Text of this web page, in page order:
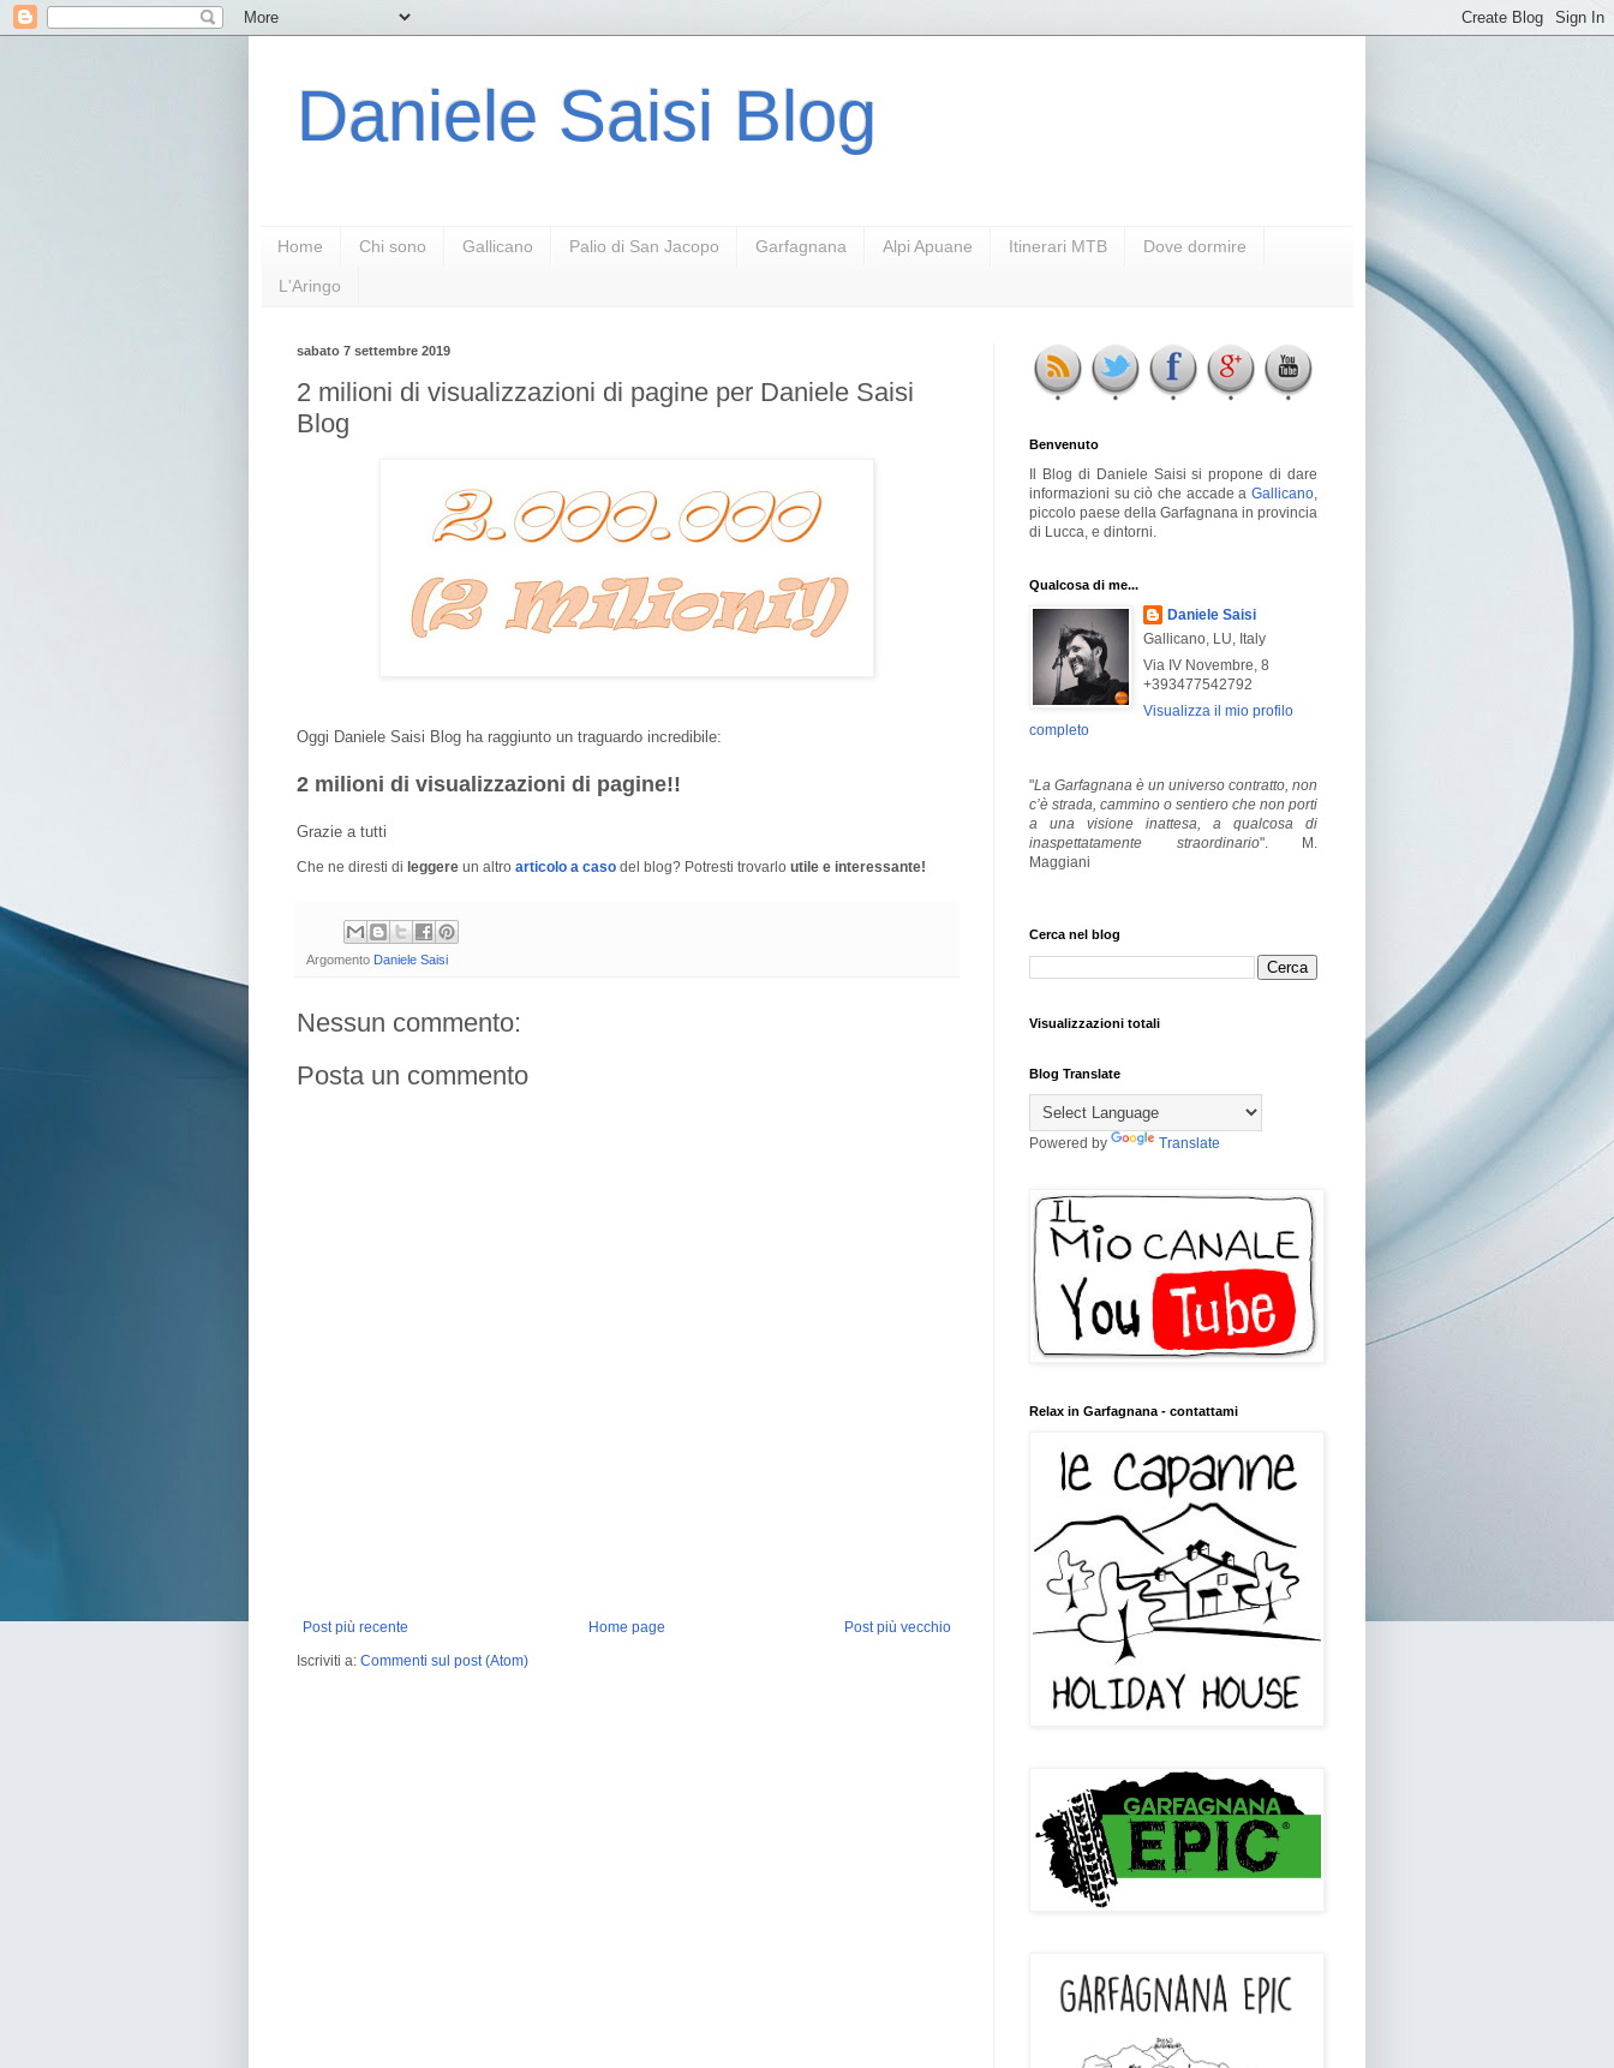
Daniele Saisi Blog
Home Chi sono Gallicano Palio di San Jacopo Garfagnana Alpi Apuane Itinerari MTB Dove dormire
L'Aringo
sabato 7 settembre 2019
2 milioni di visualizzazioni di pagine per Daniele Saisi
Blog
Oggi Daniele Saisi Blog ha raggiunto un traguardo incredibile:
2 milioni di visualizzazioni di pagine!!
Grazie a tutti
Che ne diresti di leggere un altro articolo a caso del blog? Potresti trovarlo utile e interessante!
Argomento Daniele Saisi
Nessun commento:
Posta un commento
Post più recente Post più vecchio
Home page
Iscriviti a: Commenti sul post (Atom)
Benvenuto
Il Blog di Daniele Saisi si propone di dare
informazioni su ciò che accade a Gallicano
piccolo paese della Garfagnana in provincia
di Lucca, e dintorni.
Qualcosa di me...
Daniele Saisi
Gallicano, LU, Italy
Via IV Novembre, 8
+393477542792
Visualizza il mio profilo
completo
"La Garfagnana è un universo contratto, non
c’è strada, cammino o sentiero che non porti
a una visione inattesa, a qualcosa di
inaspettatamente straordinario". M.
Maggiani
Cerca nel blog
Visualizzazioni totali
Blog Translate
Powered by Translate
Relax in Garfagnana - contattami